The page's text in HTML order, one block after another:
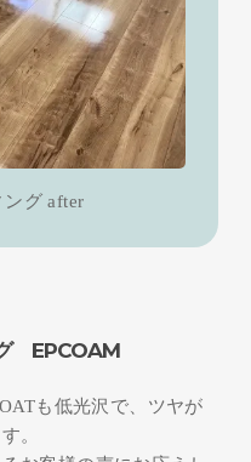
ング after
EPCOAM
も低光沢で、ツヤが
。